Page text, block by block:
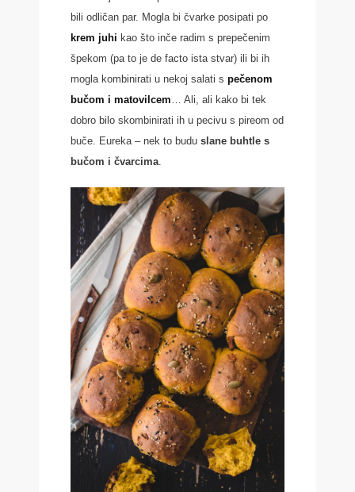
bili odličan par. Mogla bi čvarke posipati po
krem juhi kao što inče radim s prepečenim
špekom (pa to je de facto ista stvar) ili bi ih
mogla kombinirati u nekoj salati s pečenom
bučom i matovilcem … Ali, ali kako bi tek
dobro bilo skombinirati ih u pecivu s pireom od
buče. Eureka – nek to budu slane buhtle s
bučom i čvarcima